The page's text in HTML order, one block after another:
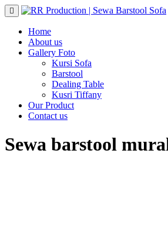
Skip
to
contentHome
About us
Gallery Foto
Kursi Sofa
Barstool
Dealing Table
Kusri Tiffany
Our Product
Contact us
Sewa barstool